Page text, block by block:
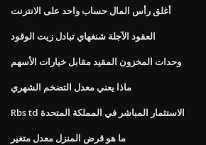
أغلق رأس المال حساب واحد على الانترنت
العقود الآجلة شنغهاي تبادل زيت الوقود
وحدات المخزون المقيد مقابل خيارات الأسهم
ماذا يعني معدل التضخم الشهري
Rbs td الاستثمار المباشر في المملكة المتحدة
ما هو قرض المنزل معدل متغير